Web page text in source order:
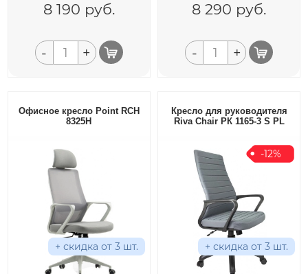
8 190 руб.
- +
8 290 руб.
- +
Офисное кресло Point RCH
8325H
+ скидка от 3 шт.
Кресло для руководителя
Riva Chair РК 1165-3 S PL
-12%
+ скидка от 3 шт.